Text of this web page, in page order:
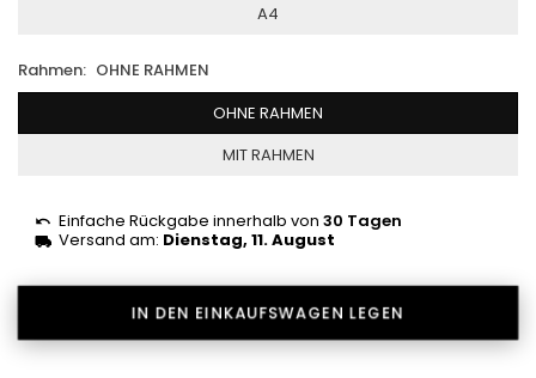
A4
Rahmen: OHNE RAHMEN
OHNE RAHMEN
MIT RAHMEN
Einfache Rückgabe innerhalb von 30 Tagen
Versand am: Dienstag, 11. August
IN DEN EINKAUFSWAGEN LEGEN